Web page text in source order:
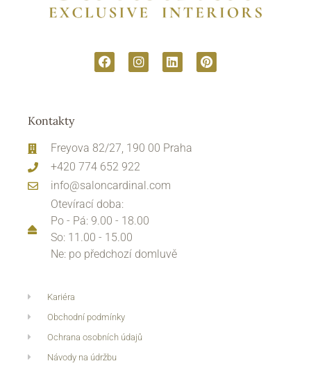
Kontakty
Freyova 82/27, 190 00 Praha
+420 774 652 922
info@saloncardinal.com
Otevírací doba:
Po - Pá: 9.00 - 18.00
So: 11.00 - 15.00
Ne: po předchozí domluvě
Kariéra
Obchodní podmínky
Ochrana osobních údajů
Návody na údržbu